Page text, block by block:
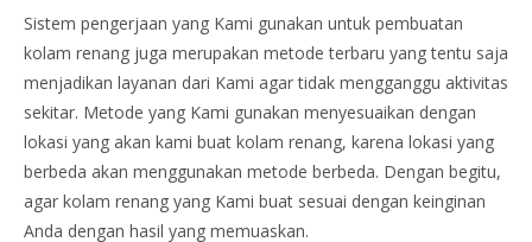
Sistem pengerjaan yang Kami gunakan untuk pembuatan
kolam renang juga merupakan metode terbaru yang tentu saja
menjadikan layanan dari Kami agar tidak mengganggu aktivitas
sekitar. Metode yang Kami gunakan menyesuaikan dengan
lokasi yang akan kami buat kolam renang, karena lokasi yang
berbeda akan menggunakan metode berbeda. Dengan begitu,
agar kolam renang yang Kami buat sesuai dengan keinginan
Anda dengan hasil yang memuaskan.